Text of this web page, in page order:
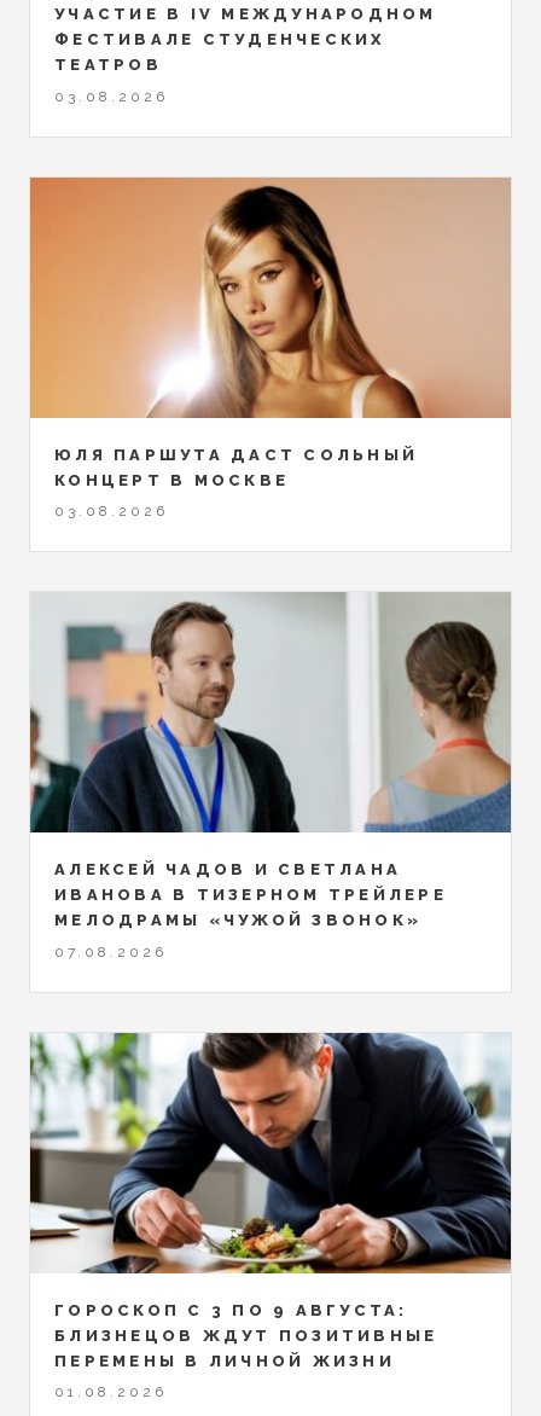
УЧАСТИЕ В IV МЕЖДУНАРОДНОМ
ФЕСТИВАЛЕ СТУДЕНЧЕСКИХ
ТЕАТРОВ
03.08.2026
ЮЛЯ ПАРШУТА ДАСТ СОЛЬНЫЙ
КОНЦЕРТ В МОСКВЕ
03.08.2026
АЛЕКСЕЙ ЧАДОВ И СВЕТЛАНА
ИВАНОВА В ТИЗЕРНОМ ТРЕЙЛЕРЕ
МЕЛОДРАМЫ «ЧУЖОЙ ЗВОНОК»
07.08.2026
ГОРОСКОП С 3 ПО 9 АВГУСТА:
БЛИЗНЕЦОВ ЖДУТ ПОЗИТИВНЫЕ
ПЕРЕМЕНЫ В ЛИЧНОЙ ЖИЗНИ
01.08.2026